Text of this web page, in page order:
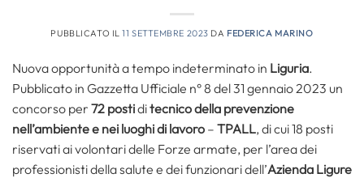
PUBBLICATO IL11 SETTEMBRE 2023 DA FEDERICA MARINO
Nuova opportunità a tempo indeterminato in Liguria.
Pubblicato in Gazzetta Ufficiale n° 8 del 31 gennaio 2023 un
concorso per 72 postiditecnico della prevenzione
nell’ambiente e nei luoghi di lavoro – TPALL, di cui 18 posti
riservati ai volontari delle Forze armate, per l’area dei
professionisti della salute e dei funzionari dell’Azienda Ligure